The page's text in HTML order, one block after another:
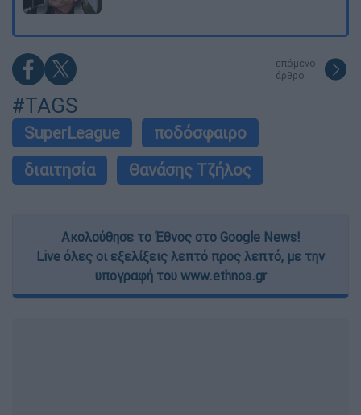
επόμενο
άρθρο
#TAGS
SuperLeague
ποδόσφαιρο
διαιτησία
Θανάσης Τζήλος
Ακολούθησε το Έθνος στο Google News!
Live όλες οι εξελίξεις λεπτό προς λεπτό, με την
υπογραφή του www.ethnos.gr